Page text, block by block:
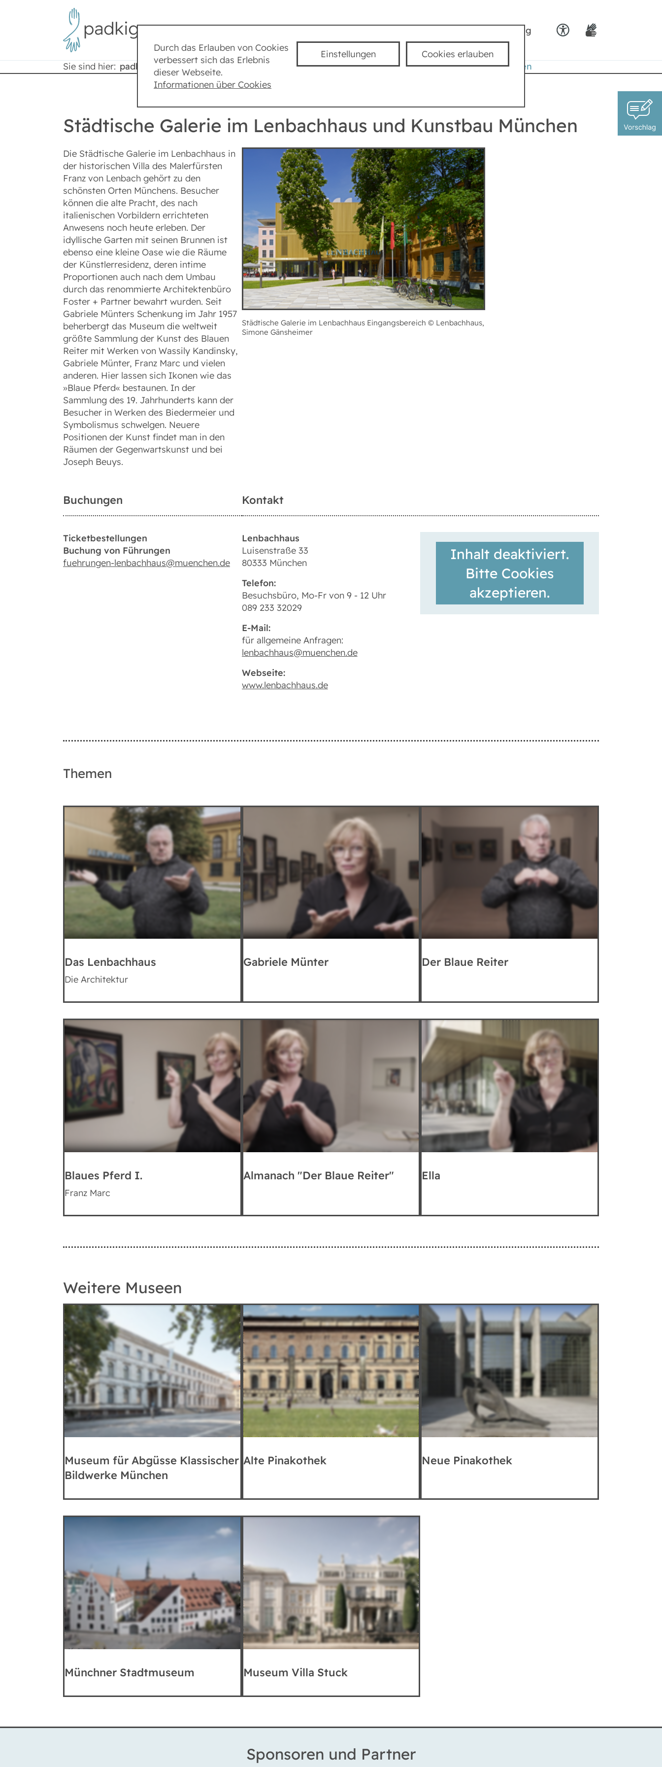
Durch das Erlauben von Cookies
verbessert sich das Erlebnis
dieser Webseite.
Einstellungen
Informationen über Cookies
Cookies erlauben
Bedienungshilfen
Dyslexia Schrift
Hoher Kontrast
Team padkig
Sie sind hier: padkig Städte München Städtische Galerie im Lenbachhaus und Kunstbau München
Städtische Galerie im Lenbachhaus und Kunstbau München
Die Städtische Galerie im Lenbachhaus in
der historischen Villa des Malerfürsten
Franz von Lenbach gehört zu den
schönsten Orten Münchens. Besucher
können die alte Pracht, des nach
italienischen Vorbildern errichteten
Anwesens noch heute erleben. Der
idyllische Garten mit seinen Brunnen ist
ebenso eine kleine Oase wie die Räume
der Künstlerresidenz, deren intime
Proportionen auch nach dem Umbau
durch das renommierte Architektenbüro
Foster + Partner bewahrt wurden. Seit
Gabriele Münters Schenkung im Jahr 1957
beherbergt das Museum die weltweit
größte Sammlung der Kunst des Blauen
Reiter mit Werken von Wassily Kandinsky,
Gabriele Münter, Franz Marc und vielen
anderen. Hier lassen sich Ikonen wie das
»Blaue Pferd« bestaunen. In der
Sammlung des 19. Jahrhunderts kann der
Besucher in Werken des Biedermeier und
Symbolismus schwelgen. Neuere
Positionen der Kunst findet man in den
Räumen der Gegenwartskunst und bei
Joseph Beuys.
Städtische Galerie im Lenbachhaus Eingangsbereich © Lenbachhaus,
Simone Gänsheimer
Buchungen
Ticketbestellungen
Buchung von Führungen
fuehrungen-lenbachhaus@muenchen.de
Kontakt
Lenbachhaus
Luisenstraße 33
80333 München
Telefon:
Besuchsbüro, Mo-Fr von 9 - 12 Uhr
089 233 32029
E-Mail:
für allgemeine Anfragen:
lenbachhaus@muenchen.de
Webseite:
www.lenbachhaus.de
Inhalt deaktiviert.
Bitte Cookies
akzeptieren.
Themen
Das Lenbachhaus
Die Architektur
Gabriele Münter Der Blaue Reiter
Blaues Pferd I.
Franz Marc
Almanach "Der Blaue Reiter" Ella
Weitere Museen
Museum für Abgüsse Klassischer
Bildwerke München
Alte Pinakothek Neue Pinakothek
Münchner Stadtmuseum Museum Villa Stuck
Sponsoren und Partner